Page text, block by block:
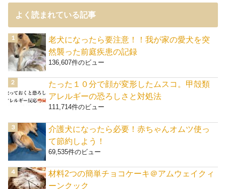
よく読まれている記事
老犬になったら要注意！！我が家の愛犬を突
然襲った前庭疾患の記録
136,607件のビュー
たった１０分で顔が変形したムスコ。甲殻類
アレルギーの恐ろしさと対処法
111,714件のビュー
介護犬になったら必要！赤ちゃんオムツ使っ
て節約しよう！
69,535件のビュー
材料2つの簡単チョコケーキ＠アムウェイクィ
ーンクック